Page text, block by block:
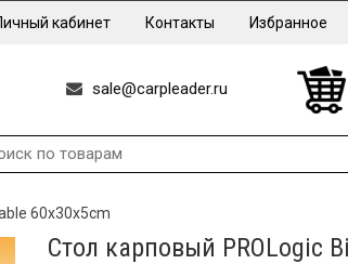
кабинет Контакты Избранное
sale@carpleader.ru
60x30x5cm
Стол карповый PROLogic